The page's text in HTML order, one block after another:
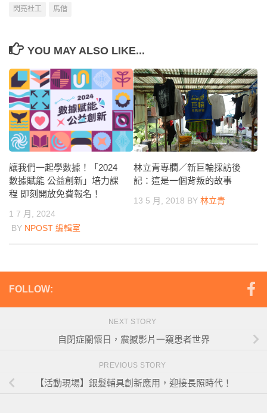
閃亮社工
馬偕
YOU MAY ALSO LIKE...
讓我們一起學數據！「2024
數據賦能 公益創新」培力課
程 即刻開放免費報名！
1 7 月, 2024
BY NPOST 編輯室
林立青專欄／新巨輪採訪後
記：這是一個背叛的故事
13 5 月, 2018 BY 林立青
FOLLOW:
NEXT STORY
自閉症關懷日，震撼影片一窺患者世界
PREVIOUS STORY
【活動現場】銀髮輔具創新應用，迎接長照時代！